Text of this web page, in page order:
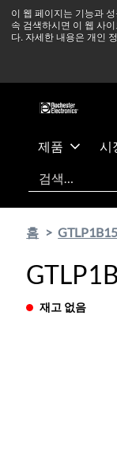
이 웹 페이지는 기능과
속 검색하시면 이 웹 사
다. 자세한 내용은 개인
츠
건
중동 지역 상황을
정상적으로
제품 시
검색
홈
재고 없음